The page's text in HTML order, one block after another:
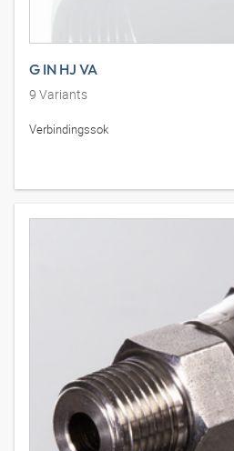
G IN HJ VA
9 Variants
Verbindingssok